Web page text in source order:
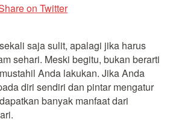
on Twitter
saja sulit, apalagi jika harus
sehari. Meski begitu, bukan berarti
Anda lakukan. Jika Anda
diri sendiri dan pintar mengatur
banyak manfaat dari